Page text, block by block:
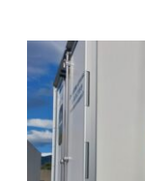
View
Larger
Image